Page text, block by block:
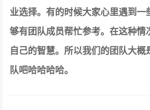
业选择。有的时候大家心里遇到
够有团队成员帮忙参考。在这种
自己的智慧。所以我们的团队大
队吧哈哈哈哈。